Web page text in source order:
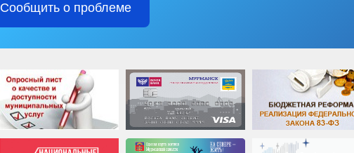
Сообщить о проблеме